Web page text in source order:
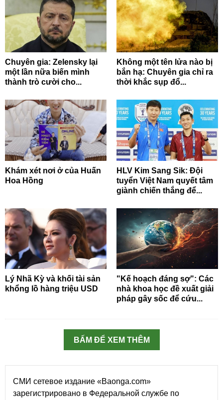
Chuyên gia: Zelensky lại
một lần nữa biến mình
thành trò cười cho...
Không một tên lửa nào bị
bắn hạ: Chuyên gia chỉ ra
thời khắc sụp đổ...
Khám xét nơi ở của Huấn
Hoa Hồng
HLV Kim Sang Sik: Đội
tuyển Việt Nam quyết tâm
giành chiến thắng để...
Lý Nhã Kỳ và khối tài sản
khổng lồ hàng triệu USD
"Kế hoạch đáng sợ": Các
nhà khoa học đề xuất giải
pháp gây sốc để cứu...
BẤM ĐỂ XEM THÊM
СМИ сетевое издание «Baonga.com»
зарегистрировано в Федеральной службе по